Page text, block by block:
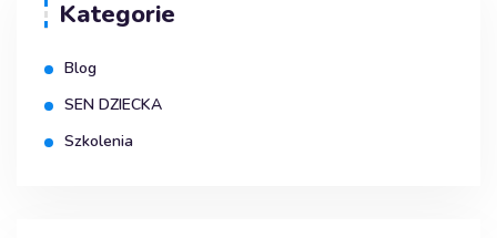
Kategorie
Blog
SEN DZIECKA
Szkolenia